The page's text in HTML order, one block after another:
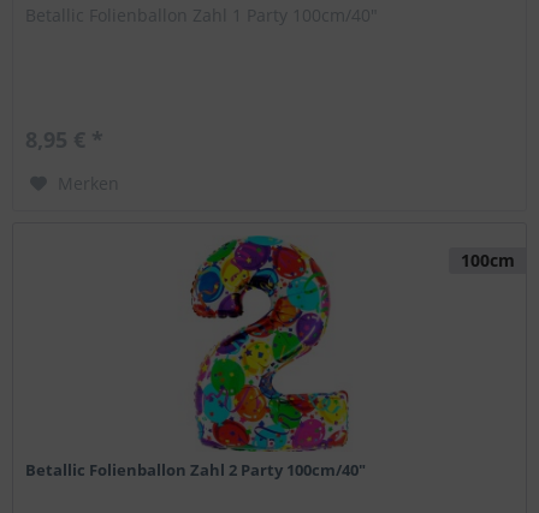
Betallic Folienballon Zahl 1 Party 100cm/40"
8,95 € *
Merken
100cm
Betallic Folienballon Zahl 2 Party 100cm/40"